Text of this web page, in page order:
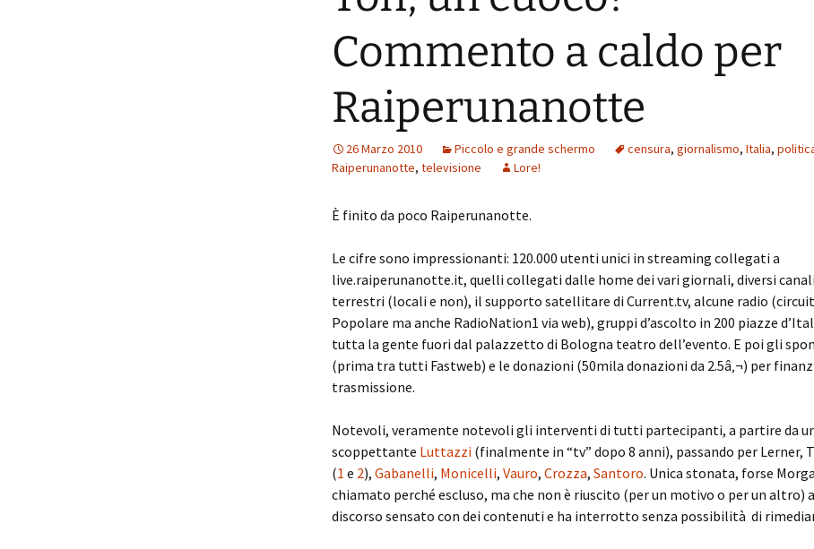
Commento a caldo per
Raiperunanotte
26 Marzo 2010 Piccolo e grande schermo censura, giornalismo, Italia,
Raiperunanotte, televisione Lore!
È finito da poco Raiperunanotte.
Le cifre sono impressionanti: 120.000 utenti unici in streaming collegati a
live.raiperunanotte.it, quelli collegati dalle home dei vari giornali, diversi
terrestri (locali e non), il supporto satellitare di Current.tv, alcune radio
Popolare ma anche RadioNation1 via web), gruppi d’ascolto in 200 piazze
tutta la gente fuori dal palazzetto di Bologna teatro dell’evento. E poi gli
(prima tra tutti Fastweb) e le donazioni (50mila donazioni da 2.5â‚¬) per
trasmissione.
Notevoli, veramente notevoli gli interventi di tutti partecipanti, a partire da
scoppettante Luttazzi (finalmente in “tv” dopo 8 anni), passando per Lerner,
(1 e 2), Gabanelli, Monicelli, Vauro, Crozza, Santoro. Unica stonata, forse
chiamato perché escluso, ma che non è riuscito (per un motivo o per un altro)
discorso sensato con dei contenuti e ha interrotto senza possibilità di